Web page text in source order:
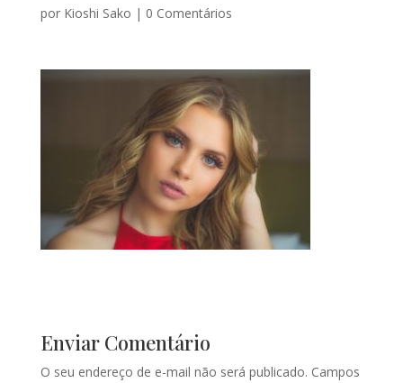
por Kioshi Sako | 0 Comentários
Enviar Comentário
O seu endereço de e-mail não será publicado. Campos